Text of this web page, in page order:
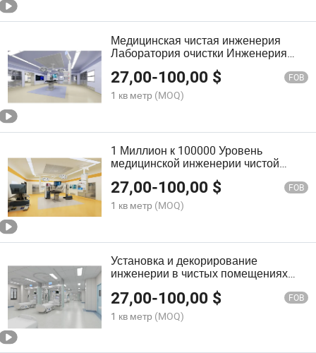
Медицинская чистая инженерия
Лаборатория очистки Инженерия
очистки Мастерская GMP
Строительство очистки
27,00-100,00 $ FOB
1 кв метр (MOQ)
1 Миллион к 100000 Уровень
медицинской инженерии чистой
инженерии в комнате для снабжения
очистки
27,00-100,00 $ FOB
1 кв метр (MOQ)
Установка и декорирование
инженерии в чистых помещениях
очистки
27,00-100,00 $ FOB
1 кв метр (MOQ)